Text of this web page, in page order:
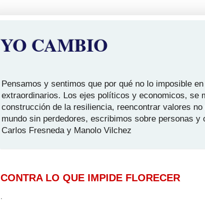
YO CAMBIO
Pensamos y sentimos que por qué no lo imposible
extraordinarios. Los ejes políticos y economicos, se
construcción de la resiliencia, reencontrar valores
mundo sin perdedores, escribimos sobre personas
Carlos Fresneda y Manolo Vilchez
CONTRA LO QUE IMPIDE FLORECER